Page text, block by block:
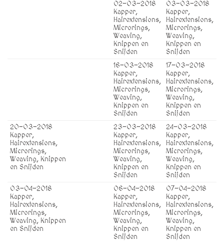
02-03-2018
Kapper,
Hairextensions,
Microrings,
Weaving,
Knippen en
Snijden
03-03-2018
Kapper,
Hairextensions,
Microrings,
Weaving,
Knippen en
Snijden
16-03-2018
Kapper,
Hairextensions,
Microrings,
Weaving,
Knippen en
Snijden
17-03-2018
Kapper,
Hairextensions,
Microrings,
Weaving,
Knippen en
Snijden
20-03-2018
Kapper,
Hairextensions,
Microrings,
Weaving, Knippen
en Snijden
23-03-2018
Kapper,
Hairextensions,
Microrings,
Weaving,
Knippen en
Snijden
24-03-2018
Kapper,
Hairextensions,
Microrings,
Weaving,
Knippen en
Snijden
03-04-2018
Kapper,
Hairextensions,
Microrings,
Weaving, Knippen
en Snijden
06-04-2018
Kapper,
Hairextensions,
Microrings,
Weaving,
Knippen en
Snijden
07-04-2018
Kapper,
Hairextensions,
Microrings,
Weaving,
Knippen en
Snijden